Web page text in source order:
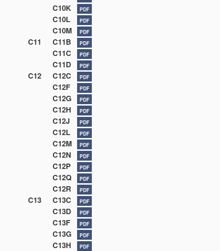
C10K PDF
C10L PDF
C10M PDF
C11 C11B PDF
C11C PDF
C11D PDF
C12 C12C PDF
C12F PDF
C12G PDF
C12H PDF
C12J PDF
C12L PDF
C12M PDF
C12N PDF
C12P PDF
C12Q PDF
C12R PDF
C13 C13C PDF
C13D PDF
C13F PDF
C13G PDF
C13H PDF